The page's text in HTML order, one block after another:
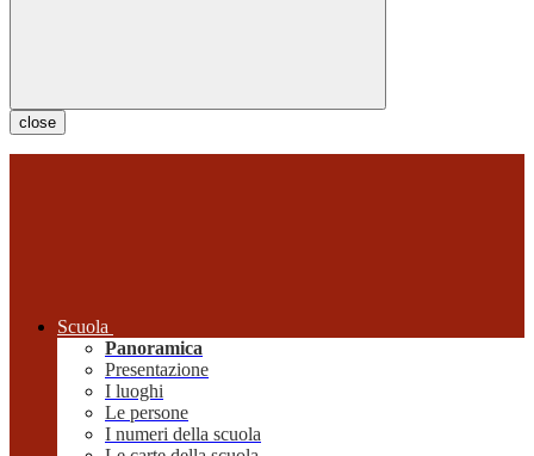
close
Scuola
Panoramica
Presentazione
I luoghi
Le persone
I numeri della scuola